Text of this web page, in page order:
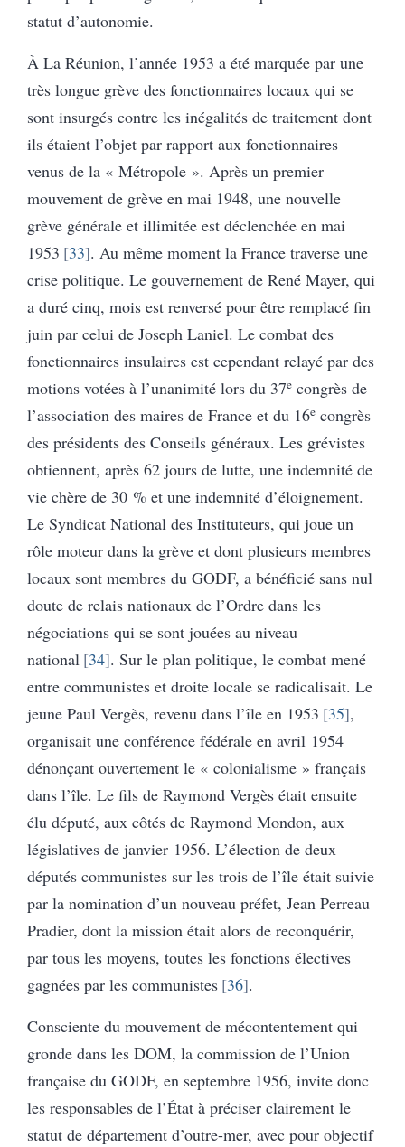
statut d’autonomie.
À La Réunion, l’année 1953 a été marquée par une
très longue grève des fonctionnaires locaux qui se
sont insurgés contre les inégalités de traitement dont
ils étaient l’objet par rapport aux fonctionnaires
venus de la « Métropole ». Après un premier
mouvement de grève en mai 1948, une nouvelle
grève générale et illimitée est déclenchée en mai
1953 33 . Au même moment la France traverse une
crise politique. Le gouvernement de René Mayer, qui
a duré cinq, mois est renversé pour être remplacé fin
juin par celui de Joseph Laniel. Le combat des
fonctionnaires insulaires est cependant relayé par des
motions votées à l’unanimité lors du 37e congrès de
l’association des maires de France et du 16e congrès
des présidents des Conseils généraux. Les grévistes
obtiennent, après 62 jours de lutte, une indemnité de
vie chère de 30 % et une indemnité d’éloignement.
Le Syndicat National des Instituteurs, qui joue un
rôle moteur dans la grève et dont plusieurs membres
locaux sont membres du GODF, a bénéficié sans nul
doute de relais nationaux de l’Ordre dans les
négociations qui se sont jouées au niveau
national 34 . Sur le plan politique, le combat mené
entre communistes et droite locale se radicalisait. Le
jeune Paul Vergès, revenu dans l’île en 1953 35 ,
organisait une conférence fédérale en avril 1954
dénonçant ouvertement le « colonialisme » français
dans l’île. Le fils de Raymond Vergès était ensuite
élu député, aux côtés de Raymond Mondon, aux
législatives de janvier 1956. L’élection de deux
députés communistes sur les trois de l’île était suivie
par la nomination d’un nouveau préfet, Jean Perreau
Pradier, dont la mission était alors de reconquérir,
par tous les moyens, toutes les fonctions électives
gagnées par les communistes 36 .
Consciente du mouvement de mécontentement qui
gronde dans les DOM, la commission de l’Union
française du GODF, en septembre 1956, invite donc
les responsables de l’État à préciser clairement le
statut de département d’outre-mer, avec pour objectif